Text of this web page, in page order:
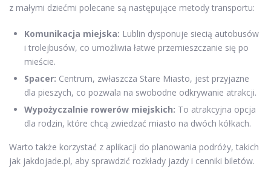
z małymi dziećmi polecane są następujące metody transportu:
Komunikacja miejska: Lublin dysponuje siecią autobusów
i trolejbusów, co umożliwia łatwe przemieszczanie się po
mieście.
Spacer: Centrum, zwłaszcza Stare Miasto, jest przyjazne
dla pieszych, co pozwala na swobodne odkrywanie atrakcji.
Wypożyczalnie rowerów miejskich: To atrakcyjna opcja
dla rodzin, które chcą zwiedzać miasto na dwóch kółkach.
Warto także korzystać z aplikacji do planowania podróży, takich
jak jakdojade.pl, aby sprawdzić rozkłady jazdy i cenniki biletów.